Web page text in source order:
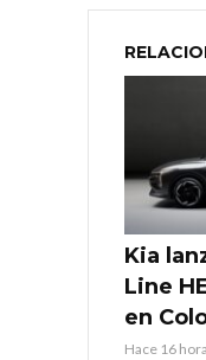
Kia
Line
en
Hace 16